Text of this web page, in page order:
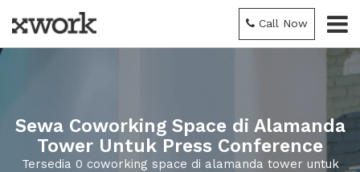
Call Now
Sewa Coworking Space di Alamanda
Tower Untuk Press Conference
Tersedia 0 coworking space di alamanda tower untuk